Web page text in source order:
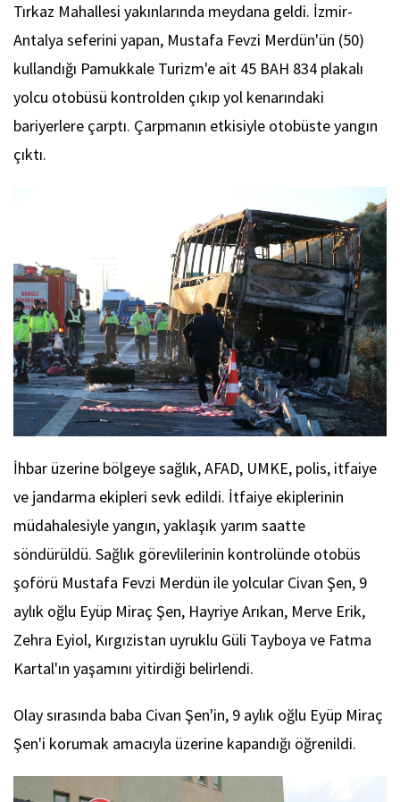
Tırkaz Mahallesi yakınlarında meydana geldi. İzmir-
Antalya seferini yapan, Mustafa Fevzi Merdün'ün (50)
kullandığı Pamukkale Turizm'e ait 45 BAH 834 plakalı
yolcu otobüsü kontrolden çıkıp yol kenarındaki
bariyerlere çarptı. Çarpmanın etkisiyle otobüste yangın
çıktı.
İhbar üzerine bölgeye sağlık, AFAD, UMKE, polis, itfaiye
ve jandarma ekipleri sevk edildi. İtfaiye ekiplerinin
müdahalesiyle yangın, yaklaşık yarım saatte
söndürüldü. Sağlık görevlilerinin kontrolünde otobüs
şoförü Mustafa Fevzi Merdün ile yolcular Civan Şen, 9
aylık oğlu Eyüp Miraç Şen, Hayriye Arıkan, Merve Erik,
Zehra Eyiol, Kırgızistan uyruklu Güli Tayboya ve Fatma
Kartal'ın yaşamını yitirdiği belirlendi.
Olay sırasında baba Civan Şen'in, 9 aylık oğlu Eyüp Miraç
Şen'i korumak amacıyla üzerine kapandığı öğrenildi.